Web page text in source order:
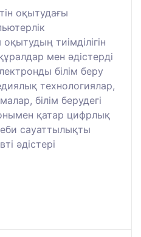
оқытудағы
тиімділігін
мен әдістерді
білім беру
технологиялар,
білім берудегі
қатар цифрлық
сауаттылықты
әдістері